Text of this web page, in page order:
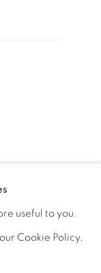
useful to you.
Cookie Policy.